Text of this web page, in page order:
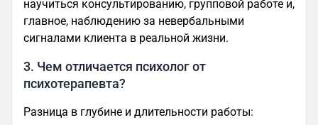
научиться консультированию, групповой работе и,
главное, наблюдению за невербальными
сигналами клиента в реальной жизни.
3. Чем отличается психолог от
психотерапевта?
Разница в глубине и длительности работы: